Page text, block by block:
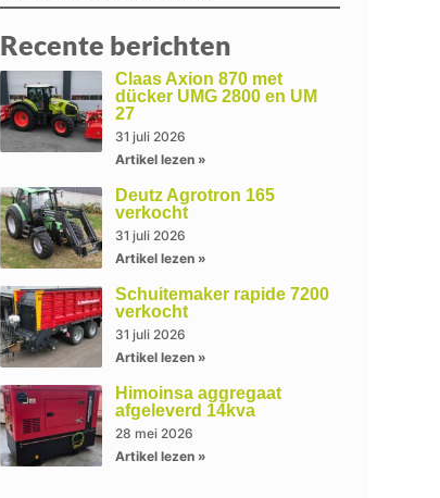
Recente berichten
Claas Axion 870 met
dücker UMG 2800 en UM
27
31 juli 2026
Artikel lezen »
Deutz Agrotron 165
verkocht
31 juli 2026
Artikel lezen »
Schuitemaker rapide 7200
verkocht
31 juli 2026
Artikel lezen »
Himoinsa aggregaat
afgeleverd 14kva
28 mei 2026
Artikel lezen »